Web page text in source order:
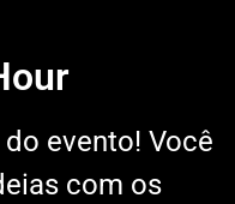
evento! Você
com os